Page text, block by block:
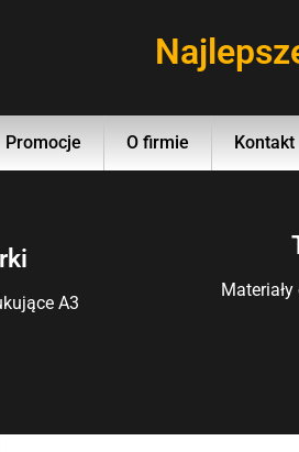
Promocje O firmie Kontakt
A3